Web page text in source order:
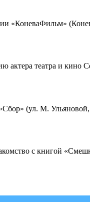
«КоневаФильм»
актера театра и кино
(ул. М.
с книгой